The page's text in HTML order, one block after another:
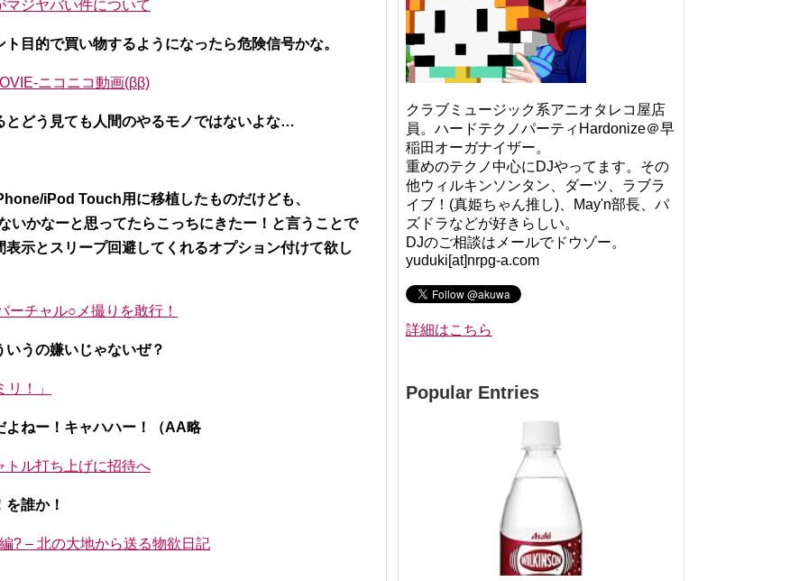
ジヤバい件について
目的で買い物するようになったら危険信号かな。
ニコニコ動画(ββ)
とどう見ても人間のやるモノではないよな…
iPod Touch用に移植したものだけども、
いかなーと思ってたらこっちにきたー！と言うことで
示とスリープ回避してくれるオプション付けて欲し
ーチャル○メ撮りを敢行！
うの嫌いじゃないぜ？
！」
よねー！キャハハー！（AA略
トル打ち上げに招待へ
誰か！
? – 北の大地から送る物欲日記
クラブミュージック系アニオタレコ屋店
員。ハードテクノパーティHardonize＠早
稲田オーガナイザー。
重めのテクノ中心にDJやってます。その
他ウィルキンソンタン、ダーツ、ラブラ
イブ！(真姫ちゃん推し)、May'n部長、パ
ズドラなどが好きらしい。
DJのご相談はメールでドウゾー。
yuduki[at]nrpg-a.com
詳細はこちら
Popular Entries